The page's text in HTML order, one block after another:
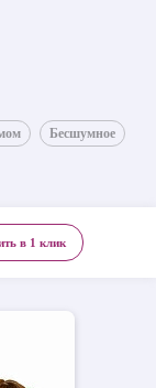
Бесшумное
в 1 клик